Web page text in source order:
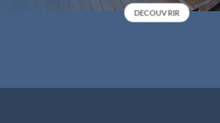
DECOUVRIR